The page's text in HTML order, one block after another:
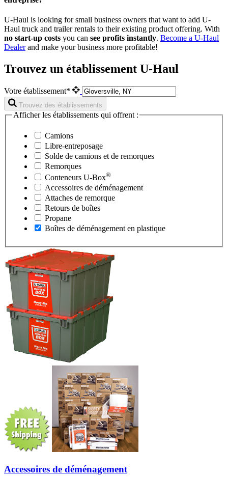
U-Haul is looking for small business owners that want to add U-
Haul truck and trailer rentals to their existing product offering. With
no start-up costs you can see profits instantly. Become a U-Haul
Dealerand make your business more profitable!
Trouvez un établissement U-Haul
Votre établissement*
Trouvez des établissements
Afficher les établissements qui offrent :
Camions
Libre-entreposage
Solde de camions et de remorques
Remorques
Conteneurs U-Box®
Accessoires de déménagement
Attaches de remorque
Retours de boîtes
Propane
Boîtes de déménagement en plastique
Accessoires de déménagement